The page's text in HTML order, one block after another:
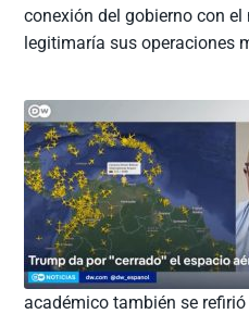
conexión del gobierno con
legitimaría sus operaciones
académico también se